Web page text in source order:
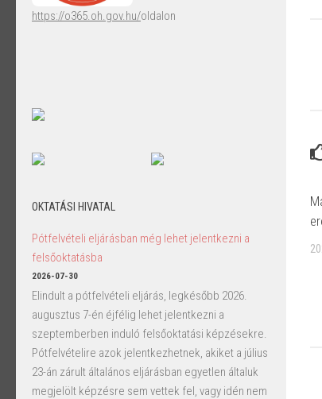
https://o365.oh.gov.hu/oldalon
OKTATÁSI HIVATAL
Pótfelvételi eljárásban még lehet jelentkezni a
felsőoktatásba
2026-07-30
Elindult a pótfelvételi eljárás, legkésőbb 2026.
augusztus 7-én éjfélig lehet jelentkezni a
szeptemberben induló felsőoktatási képzésekre.
Pótfelvételire azok jelentkezhetnek, akiket a július
23-án zárult általános eljárásban egyetlen általuk
megjelölt képzésre sem vettek fel, vagy idén nem